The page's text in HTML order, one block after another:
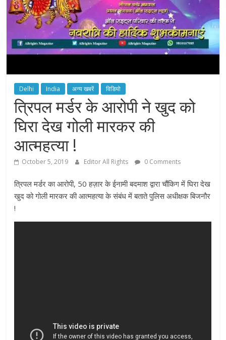
Delhi India अन्य खबरें विडियो
त्रिपल मर्डर के आरोपी ने खुद को
घिरा देख गोली मारकर की
आत्महत्या !
October 5, 2019 Editor All Rights 0 Comments
त्रिपल मर्डर का आरोपी, 50 हज़ार के ईनामी बदमाश द्वारा चौंकिग में घिरा देख
खुद को गोली मारकर की आत्महत्या के संबंध में बताते पुलिस अधीक्षक बिजनौर
!